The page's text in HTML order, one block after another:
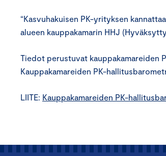
“Kasvuhakuisen PK-yrityksen
alueen kauppakamarin HHJ
Tiedot perustuvat kauppakamareiden
Kauppakamareiden PK-
LIITE: Kauppakamareiden PK-